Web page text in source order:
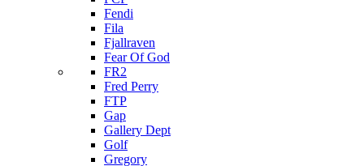
Fendi
Fila
Fjallraven
Fear Of God
FR2
Fred Perry
FTP
Gap
Gallery Dept
Golf
Gregory